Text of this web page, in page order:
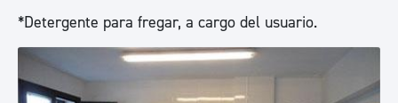
*Detergente para fregar, a cargo del usuario.